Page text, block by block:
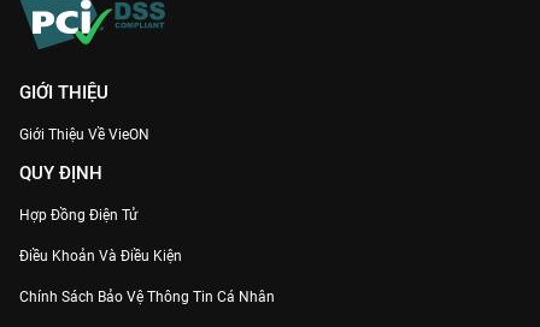
GIỚI THIỆU
Giới Thiệu Về VieON
QUY ĐỊNH
Hợp Đồng Điện Tử
Điều Khoản Và Điều Kiện
Chính Sách Bảo Vệ Thông Tin Cá Nhân